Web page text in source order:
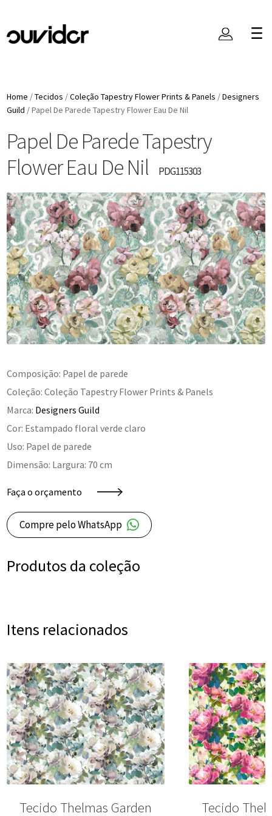
Home /Tecidos /Coleção Tapestry Flower Prints & Panels /Designers
Guild /Papel De Parede Tapestry Flower Eau De Nil
Papel De Parede Tapestry
Flower Eau De Nil
PDG115303
Composição: Papel de parede
Coleção: Coleção Tapestry Flower Prints & Panels
Marca: Designers Guild
Cor: Estampado floral verde claro
Uso: Papel de parede
Dimensão: Largura: 70 cm
Faça o orçamento
Compre pelo WhatsApp
Produtos da coleção
Itens relacionados
Tecido Thelmas Garden Tecido